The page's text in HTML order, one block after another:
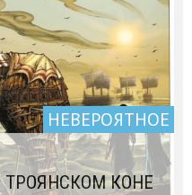
НЕВЕРОЯТНОЕ
ТРОЯНСКОМ КОНЕ